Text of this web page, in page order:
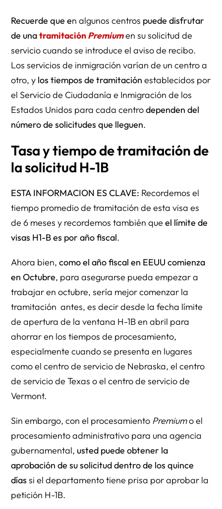
Recuerde que en algunos centros puede disfrutar
de unatramitaciónPremiumen su solicitud de
servicio cuando se introduce el aviso de recibo.
Los servicios de inmigración varían de un centro a
otro, y los tiempos de tramitación establecidos por
el Servicio de Ciudadanía e Inmigración de los
Estados Unidos para cada centrodependen del
número de solicitudes que lleguen.
Tasa y tiempo de tramitación de
la solicitud H-1B
ESTA INFORMACION ES CLAVE: Recordemos el
tiempo promedio de tramitación de esta visa es
de 6 meses y recordemos también queel límite de
visas H1-B es por año fiscal.
Ahora bien,como el año fiscal en EEUU comienza
en Octubre, para asegurarse pueda empezar a
trabajar en octubre, sería mejor comenzar la
tramitación antes, es decir desde la fecha límite
de apertura de la ventana H-1B en abril para
ahorrar en los tiempos de procesamiento,
especialmente cuando se presenta en lugares
como el centro de servicio de Nebraska, el centro
de servicio de Texas o el centro de servicio de
Vermont.
Sin embargo, con el procesamiento Premiumo el
procesamiento administrativo para una agencia
gubernamental, usted puede obtener la
aprobación de su solicitud dentro de los quince
días si el departamento tiene prisa por aprobar la
petición H-1B.